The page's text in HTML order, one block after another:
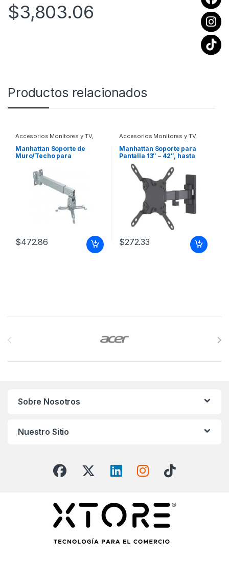
$3,803.06
Productos relacionados
Accesorios Monitores y TV,
Manhattan Soporte de
Muro/Techo para
Plata ARTICULADO 20KG
EXTENSION 43-65CM
$472.86
Accesorios Monitores y TV,
Manhattan Soporte para
Pantalla 13″ – 42″, hasta
20KG, Negro TV
ARTICULADO 13 A 42 20KG
$272.33
Sobre Nosotros
Nuestro Sitio